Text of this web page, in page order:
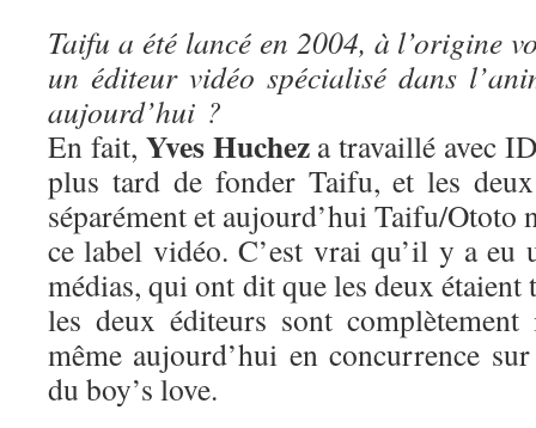
Taifu a été lancé en 2004, à l’origine
un éditeur vidéo spécialisé dans
aujourd’hui ?
En fait, Yves Hucheza travaillé avec
plus tard de fonder Taifu, et les
séparément et aujourd’hui Taifu/Ototo
ce label vidéo. C’est vrai qu’il y a eu
médias, qui ont dit que les deux
les deux éditeurs sont
même aujourd’hui en concurrence
du boy’s love.